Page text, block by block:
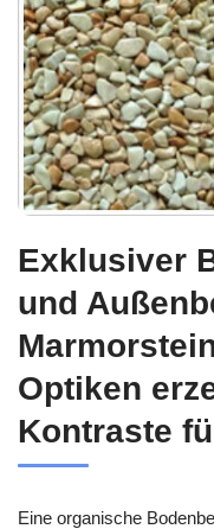
Exklusiver
und
Optiken
Kontraste
Eine organische